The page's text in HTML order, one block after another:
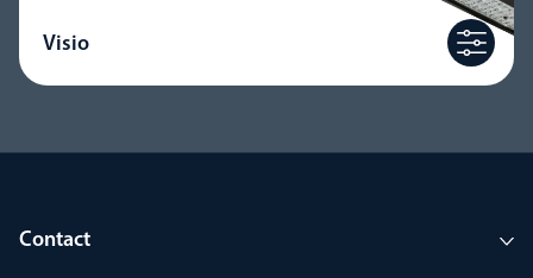
Visio
Contact